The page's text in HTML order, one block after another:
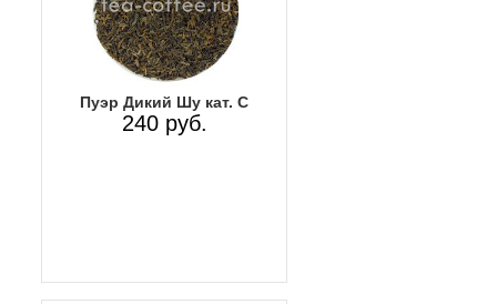
Пуэр Дикий Шу кат. С
240 руб.